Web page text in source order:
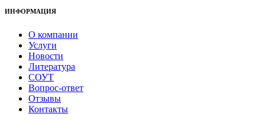
ИНФОРМАЦИЯ
О компании
Услуги
Новости
Литература
СОУТ
Вопрос-ответ
Отзывы
Контакты